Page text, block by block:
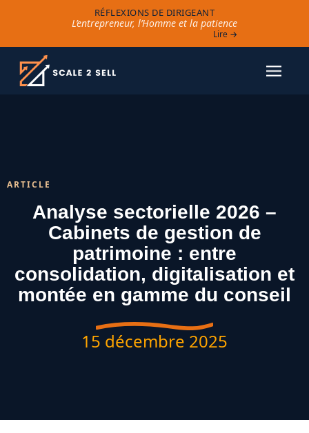
RÉFLEXIONS DE DIRIGEANT
L’entrepreneur, l’Homme et la patience
Lire →
ARTICLE
Analyse sectorielle 2026 –
Cabinets de gestion de
patrimoine : entre
consolidation, digitalisation et
montée en gamme du conseil
15 décembre 2025